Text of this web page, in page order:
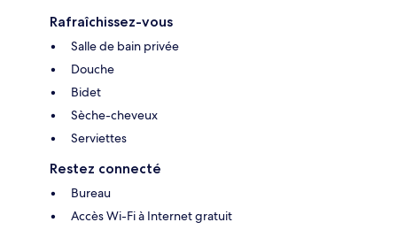
Rafraîchissez-vous
Salle de bain privée
Douche
Bidet
Sèche-cheveux
Serviettes
Restez connecté
Bureau
Accès Wi-Fi à Internet gratuit